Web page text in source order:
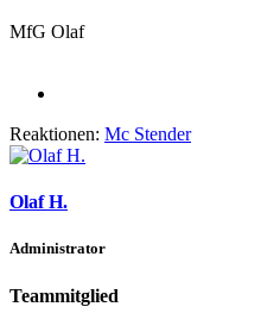
MfG Olaf
Reaktionen: Mc Stender
Olaf H.
Administrator
Teammitglied